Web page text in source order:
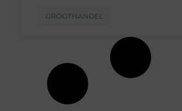
GROOTHANDEL